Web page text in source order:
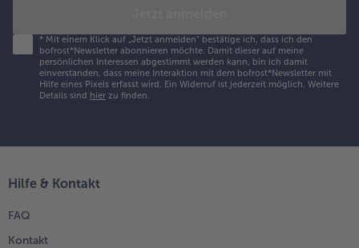
* Mit einem Klick auf „Jetzt anmelden" bestätige ich, dass ich den
bofrost*Newsletter abonnieren möchte. Damit dieser auf meine
persönlichen Interessen abgestimmt werden kann, bin ich damit
einverstanden, dass meine Interaktion mit dem bofrost*Newsletter mit
Hilfe eines Pixels erfasst wird. Ein Widerruf ist jederzeit möglich. Weitere
Details sind hier zu finden.
Hilfe & Kontakt
FAQ
Kontakt